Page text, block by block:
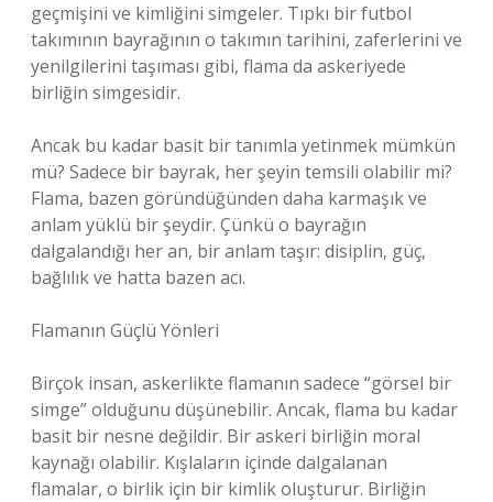
geçmişini ve kimliğini simgeler. Tıpkı bir futbol
takımının bayrağının o takımın tarihini, zaferlerini ve
yenilgilerini taşıması gibi, flama da askeriyede
birliğin simgesidir.
Ancak bu kadar basit bir tanımla yetinmek mümkün
mü? Sadece bir bayrak, her şeyin temsili olabilir mi?
Flama, bazen göründüğünden daha karmaşık ve
anlam yüklü bir şeydir. Çünkü o bayrağın
dalgalandığı her an, bir anlam taşır: disiplin, güç,
bağlılık ve hatta bazen acı.
Flamanın Güçlü Yönleri
Birçok insan, askerlikte flamanın sadece “görsel bir
simge” olduğunu düşünebilir. Ancak, flama bu kadar
basit bir nesne değildir. Bir askeri birliğin moral
kaynağı olabilir. Kışlaların içinde dalgalanan
flamalar, o birlik için bir kimlik oluşturur. Birliğin